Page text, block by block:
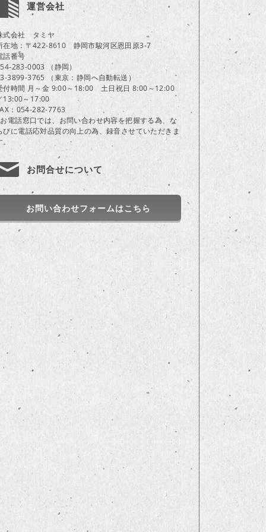
運営会社
式会社 タミヤ
在地：〒422-8610 静岡市駿河区恩田原3-7
話番号
283-0003 （静岡）
3899-3765 （東京：静岡へ自動転送）
付時間 月～金 9:00～18:00 土日祝日 8:00～12:00
13:00～17:00
：054-282-7763
電話窓口では、お問い合わせ内容を把握する為、な
びに電話応対品質の向上の為、録音させていただきま
お問合せについて
お問い合わせフォームはこちら